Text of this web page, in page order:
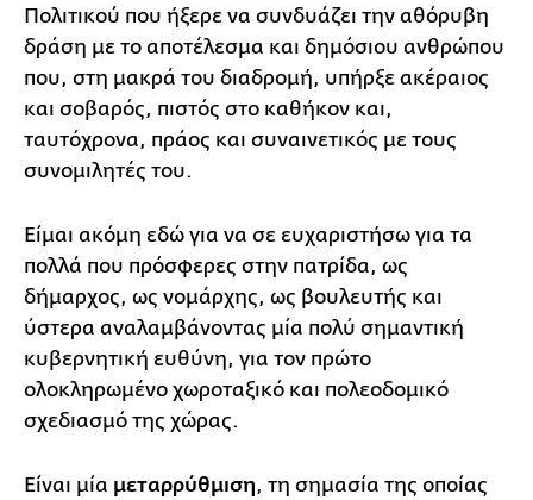
Πολιτικού που ήξερε να συνδυάζει την αθόρυβη
δράση με το αποτέλεσμα και δημόσιου ανθρώπου
που, στη μακρά του διαδρομή, υπήρξε ακέραιος
και σοβαρός, πιστός στο καθήκον και,
ταυτόχρονα, πράος και συναινετικός με τους
συνομιλητές του.
Είμαι ακόμη εδώ για να σε ευχαριστήσω για τα
πολλά που πρόσφερες στην πατρίδα, ως
δήμαρχος, ως νομάρχης, ως βουλευτής και
ύστερα αναλαμβάνοντας μία πολύ σημαντική
κυβερνητική ευθύνη, για τον πρώτο
ολοκληρωμένο χωροταξικό και πολεοδομικό
σχεδιασμό της χώρας.
Είναι μία μεταρρύθμιση, τη σημασία της οποίας